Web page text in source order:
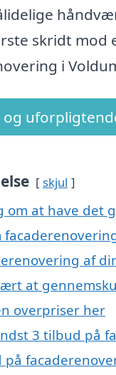
skridt mod
i
og
skjul
om at have det
af
at
overpriser her
3 tilbud på
på